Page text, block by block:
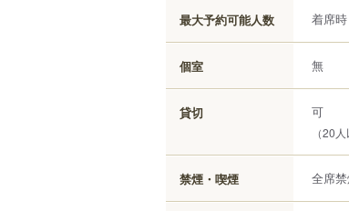
最大予約可能人数 着席
個室 無
貸切 可
（20
禁煙・喫煙 全席